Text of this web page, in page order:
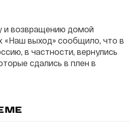
и возвращению домой
«Наш выход» сообщило, что в
в частности, вернулись
сдались в плен в